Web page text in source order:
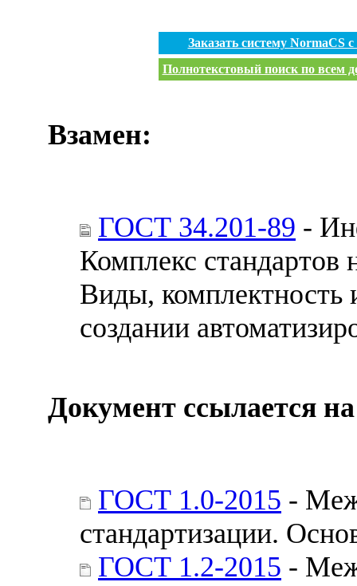
Заказать систему NormaCS
Полнотекстовый поиск по всем
Взамен:
ГОСТ 34.201-89 -
Комплекс стандартов
Виды, комплектность
создании
Документ ссылается
ГОСТ 1.0-2015 -
стандартизации.
ГОСТ 1.2-2015 -